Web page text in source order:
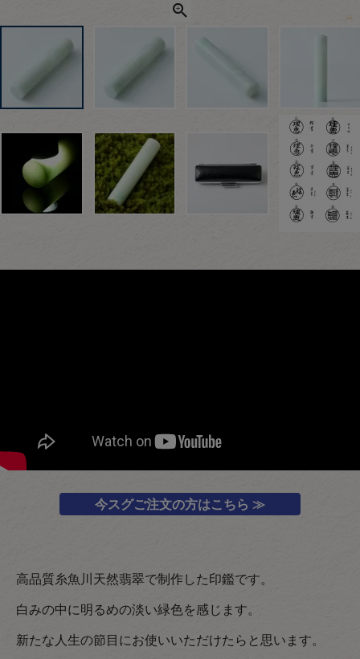
今スグご注文の方はこちら ≫
高品質糸魚川天然翡翠で制作した印鑑です。
白みの中に明るめの淡い緑色を感じます。
新たな人生の節目にお使いいただけたらと思います。